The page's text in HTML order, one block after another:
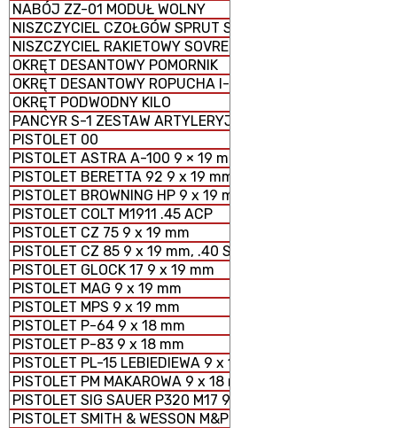
NABÓJ ZZ-01 MODUŁ WOLNY
NISZCZYCIEL CZOŁGÓW SPRUT SD-2S25M
NISZCZYCIEL RAKIETOWY SOVREMENNY
OKRĘT DESANTOWY POMORNIK
OKRĘT DESANTOWY ROPUCHA I-II
OKRĘT PODWODNY KILO
PANCYR S-1 ZESTAW ARTYLERYJSKO - RAKIETOWY
PISTOLET 00
PISTOLET ASTRA A-100 9 × 19 mm
PISTOLET BERETTA 92 9 x 19 mm
PISTOLET BROWNING HP 9 x 19 mm
PISTOLET COLT M1911 .45 ACP
PISTOLET CZ 75 9 x 19 mm
PISTOLET CZ 85 9 x 19 mm, .40 S&W
PISTOLET GLOCK 17 9 x 19 mm
PISTOLET MAG 9 x 19 mm
PISTOLET MPS 9 x 19 mm
PISTOLET P-64 9 x 18 mm
PISTOLET P-83 9 x 18 mm
PISTOLET PL-15 LEBIEDIEWA 9 x 19 mm
PISTOLET PM MAKAROWA 9 x 18 mm
PISTOLET SIG SAUER P320 M17 9 x 19 mm
PISTOLET SMITH & WESSON M&P 9 x 19 mm